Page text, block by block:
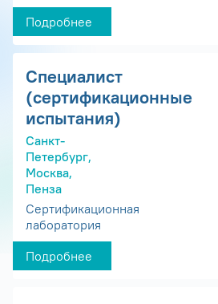
Подробнее
Специалист
(сертификационные
испытания)
Санкт-
Петербург,
Москва,
Пенза
Сертификационная
лаборатория
Подробнее